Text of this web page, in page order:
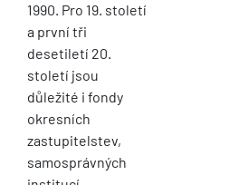
1990. Pro 19. století
a první tři
desetiletí 20.
století jsou
důležité i fondy
okresních
zastupitelstev,
samosprávných